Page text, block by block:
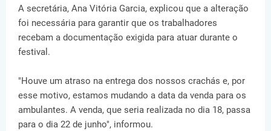
A secretária, Ana Vitória Garcia, explicou que a alteração
foi necessária para garantir que os trabalhadores
recebam a documentação exigida para atuar durante o
festival.
"Houve um atraso na entrega dos nossos crachás e, por
esse motivo, estamos mudando a data da venda para os
ambulantes. A venda, que seria realizada no dia 18, passa
para o dia 22 de junho", informou.